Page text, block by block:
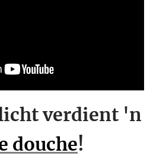
verdient 'n
douche!